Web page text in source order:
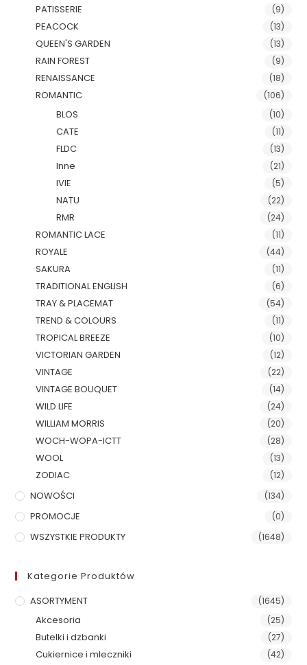
PATISSERIE (9)
PEACOCK (13)
QUEEN'S GARDEN (13)
RAIN FOREST (9)
RENAISSANCE (18)
ROMANTIC (106)
BLOS (10)
CATE (11)
FLDC (13)
Inne (21)
IVIE (5)
NATU (22)
RMR (24)
ROMANTIC LACE (11)
ROYALE (44)
SAKURA (11)
TRADITIONAL ENGLISH (6)
TRAY & PLACEMAT (54)
TREND & COLOURS (11)
TROPICAL BREEZE (10)
VICTORIAN GARDEN (12)
VINTAGE (22)
VINTAGE BOUQUET (14)
WILD LIFE (24)
WILLIAM MORRIS (20)
WOCH-WOPA-ICTT (28)
WOOL (13)
ZODIAC (12)
NOWOŚCI (134)
PROMOCJE (0)
WSZYSTKIE PRODUKTY (1648)
Kategorie Produktów
ASORTYMENT
(1645)
Akcesoria (25)
Butelki i dzbanki (27)
Cukiernice i mleczniki (42)